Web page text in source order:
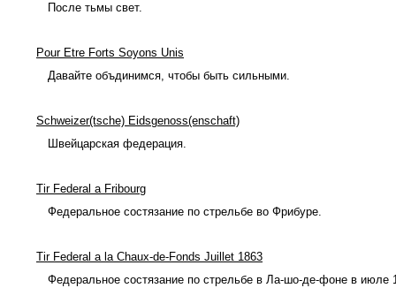
После тьмы свет.
Pour Etre Forts Soyons Unis
Давайте объдинимся, чтобы быть сильными.
Schweizer(tsche) Eidsgenoss(enschaft)
Швейцарская федерация.
Tir Federal a Fribourg
Федеральное состязание по стрельбе во Фрибуре.
Tir Federal a la Chaux-de-Fonds Juillet 1863
Федеральное состязание по стрельбе в Ла-шо-де-фоне в июле